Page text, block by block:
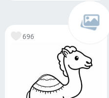
696